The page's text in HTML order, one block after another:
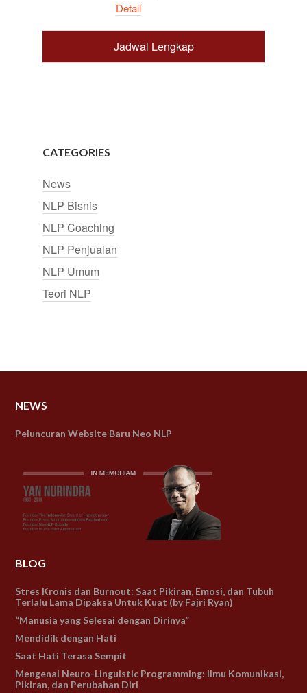
Detail
Jadwal Lengkap
CATEGORIES
News
NLP Bisnis
NLP Coaching
NLP Penjualan
NLP Umum
Teori NLP
NEWS
Peluncuran Website Baru Neo NLP
BLOG
Stres Kronis dan Burnout: Saat Pikiran, Emosi, dan Tubuh
Terlalu Lama Dipaksa Untuk Kuat (by Fajri Ryan)
“Manusia yang Selesai dengan Dirinya”
Mendidik dengan Hati
Saat Hati Terasa Sempit
Mengenal Neuro-Linguistic Programming: Ilmu Komunikasi,
Pikiran, dan Perubahan Diri